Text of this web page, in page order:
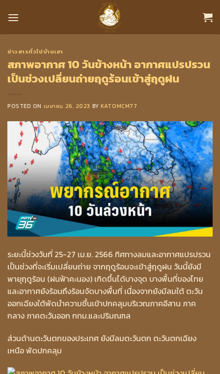
ข่าวสารทั่วไปบ้านเฮา
สภาพอากาศ 10 วันข้างหน้า อากาศแปรปรวน
เป็นช่วงเปลี่ยนถ่ายฤดูร้อนเข้าสู่ฤดูฝน
POSTED ON เมษายน 26, 2023 BY KATOMCM77
ระยะนี้ช่วงวันที่ 25-27 เม.ย. 2566 ทิศทางลมและอากาศแปรปรวน
เป็นช่วงที่จะเริ่มเปลี่ยนถ่าย จากฤดูร้อนจะเข้าสู่ฤดูฝน วันนี้ยังมี
พายุฤดูร้อน (ฝนฟ้าคะนอง) เกิดขึ้นได้บางจุด บางพื้นที่ของไทย
และอากาศยังร้อนถึงร้อนจัดบางพื้นที่ เนื่องจากยังมีลมใต้ ตะวัน
ออกเฉียงใต้พัดนำความชื้นเข้าปกคลุมบริเวณภาคอีสาน ภาค
กลาง ภาคตะวันออก กทม.และปริมณฑล
ส่วนด้านตะวันตกของประเทศ ยังมีลมตะวันตก ตะวันตกเฉียง
เหนือ พัดปกคลุม